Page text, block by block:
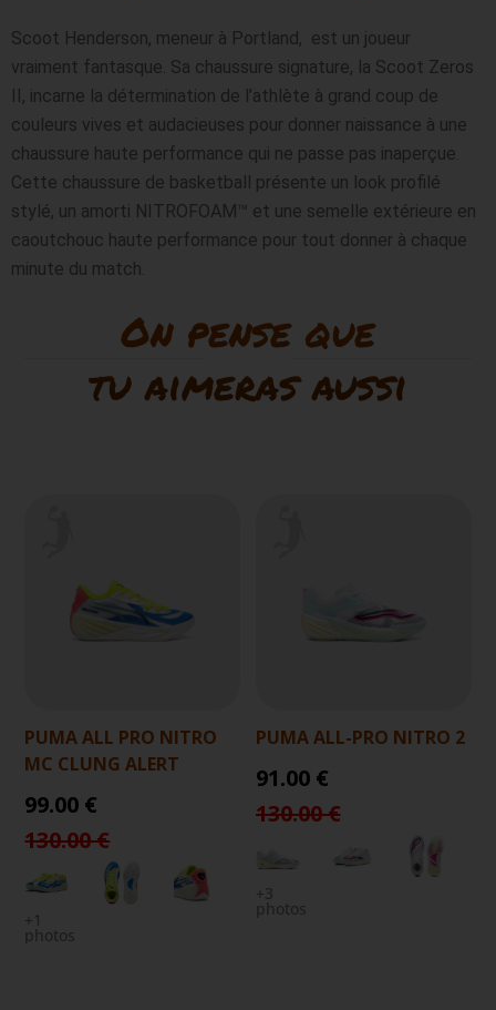
Scoot Henderson, meneur à Portland,  est un joueur
vraiment fantasque. Sa chaussure signature, la Scoot Zeros
II, incarne la détermination de l’athlète à grand coup de
couleurs vives et audacieuses pour donner naissance à une
chaussure haute performance qui ne passe pas inaperçue.
Cette chaussure de basketball présente un look profilé
stylé, un amorti NITROFOAM™ et une semelle extérieure en
caoutchouc haute performance pour tout donner à chaque
minute du match.
On pense que
tu aimeras aussi
PUMA ALL PRO NITRO
MC CLUNG ALERT
99.00 €
130.00 €
+1
photos
PUMA ALL-PRO NITRO 2
91.00 €
130.00 €
+3
photos